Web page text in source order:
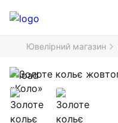
Ювелірний магазин